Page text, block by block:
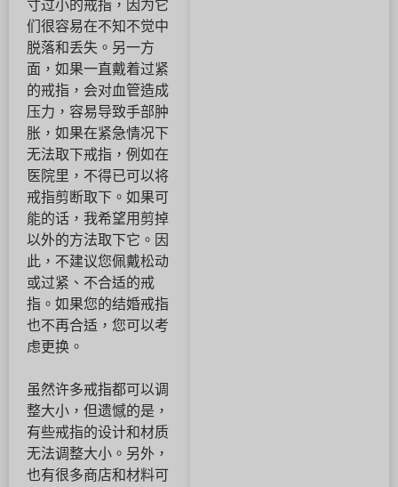
寸过小的戒指，因为它
们很容易在不知不觉中
脱落和丢失。另一方
面，如果一直戴着过紧
的戒指，会对血管造成
压力，容易导致手部肿
胀，如果在紧急情况下
无法取下戒指，例如在
医院里，不得已可以将
戒指剪断取下。如果可
能的话，我希望用剪掉
以外的方法取下它。因
此，不建议您佩戴松动
或过紧、不合适的戒
指。如果您的结婚戒指
也不再合适，您可以考
虑更换。
虽然许多戒指都可以调
整大小，但遗憾的是，
有些戒指的设计和材质
无法调整大小。另外，
也有很多商店和材料可